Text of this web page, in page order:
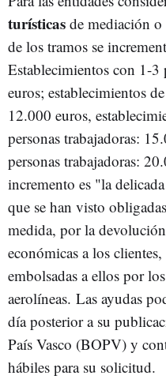
turísticas de mediación o
de los tramos se
Establecimientos con 1-3
euros; establecimientos
12.000 euros,
personas trabajadoras:
personas trabajadoras:
incremento es "la
que se han visto
medida, por la
económicas a los
embolsadas a ellos por
aerolíneas. Las ayudas
día posterior a su
País Vasco (BOPV) y
hábiles para su solicitud.